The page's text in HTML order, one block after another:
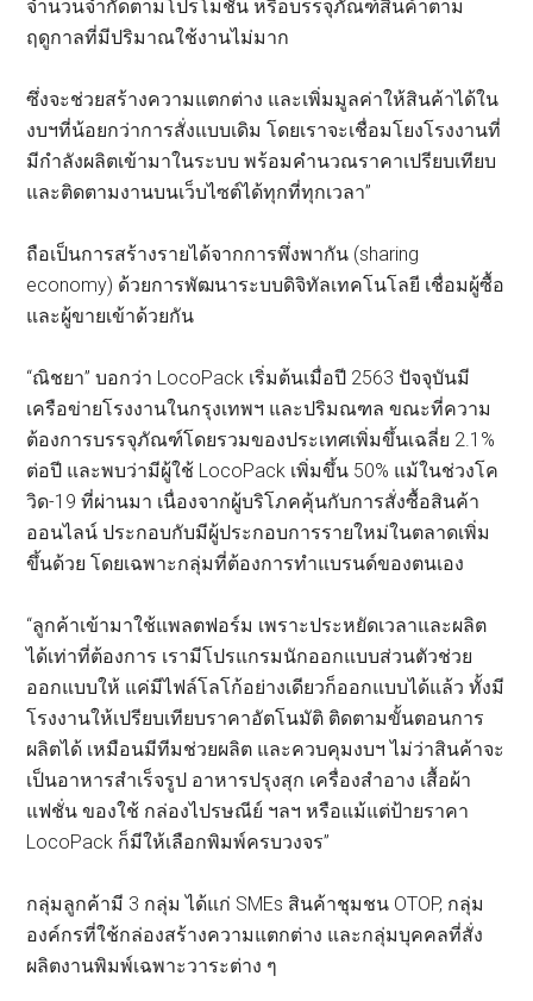
จำนวนจำกัดตามโปรโมชั่น หรือบรรจุภัณฑ์สินค้าตาม
ฤดูกาลที่มีปริมาณใช้งานไม่มาก
ซึ่งจะช่วยสร้างความแตกต่าง และเพิ่มมูลค่าให้สินค้าได้ใน
งบฯที่น้อยกว่าการสั่งแบบเดิม โดยเราจะเชื่อมโยงโรงงานที่
มีกำลังผลิตเข้ามาในระบบ พร้อมคำนวณราคาเปรียบเทียบ
และติดตามงานบนเว็บไซต์ได้ทุกที่ทุกเวลา”
ถือเป็นการสร้างรายได้จากการพึ่งพากัน (sharing
economy) ด้วยการพัฒนาระบบดิจิทัลเทคโนโลยี เชื่อมผู้ซื้อ
และผู้ขายเข้าด้วยกัน
“ณิชยา” บอกว่า LocoPack เริ่มต้นเมื่อปี 2563 ปัจจุบันมี
เครือข่ายโรงงานในกรุงเทพฯ และปริมณฑล ขณะที่ความ
ต้องการบรรจุภัณฑ์โดยรวมของประเทศเพิ่มขึ้นเฉลี่ย 2.1%
ต่อปี และพบว่ามีผู้ใช้ LocoPack เพิ่มขึ้น 50% แม้ในช่วงโค
วิด-19 ที่ผ่านมา เนื่องจากผู้บริโภคคุ้นกับการสั่งซื้อสินค้า
ออนไลน์ ประกอบกับมีผู้ประกอบการรายใหม่ในตลาดเพิ่ม
ขึ้นด้วย โดยเฉพาะกลุ่มที่ต้องการทำแบรนด์ของตนเอง
“ลูกค้าเข้ามาใช้แพลตฟอร์ม เพราะประหยัดเวลาและผลิต
ได้เท่าที่ต้องการ เรามีโปรแกรมนักออกแบบส่วนตัวช่วย
ออกแบบให้ แค่มีไฟล์โลโก้อย่างเดียวก็ออกแบบได้แล้ว ทั้งมี
โรงงานให้เปรียบเทียบราคาอัตโนมัติ ติดตามขั้นตอนการ
ผลิตได้ เหมือนมีทีมช่วยผลิต และควบคุมงบฯ ไม่ว่าสินค้าจะ
เป็นอาหารสำเร็จรูป อาหารปรุงสุก เครื่องสำอาง เสื้อผ้า
แฟชั่น ของใช้ กล่องไปรษณีย์ ฯลฯ หรือแม้แต่ป้ายราคา
LocoPack ก็มีให้เลือกพิมพ์ครบวงจร”
กลุ่มลูกค้ามี 3 กลุ่ม ได้แก่ SMEs สินค้าชุมชน OTOP, กลุ่ม
องค์กรที่ใช้กล่องสร้างความแตกต่าง และกลุ่มบุคคลที่สั่ง
ผลิตงานพิมพ์เฉพาะวาระต่าง ๆ